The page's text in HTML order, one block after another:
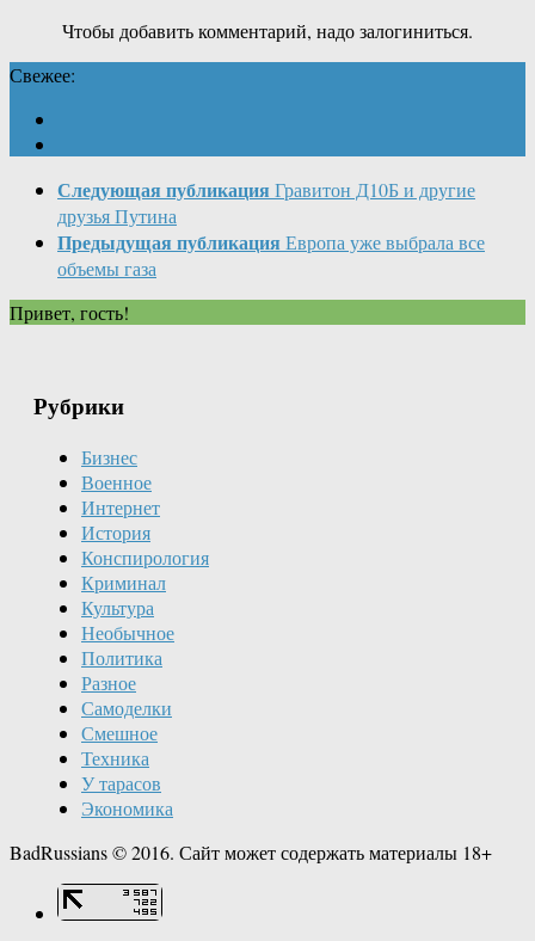
Чтобы добавить комментарий, надо залогиниться.
Свежее:
Следующая публикация Гравитон Д10Б и другие
друзья Путина
Предыдущая публикация Европа уже выбрала все
объемы газа
Привет, гость!
Рубрики
Бизнес
Военное
Интернет
История
Конспирология
Криминал
Культура
Необычное
Политика
Разное
Самоделки
Смешное
Техника
У тарасов
Экономика
BadRussians © 2016. Сайт может содержать материалы 18+